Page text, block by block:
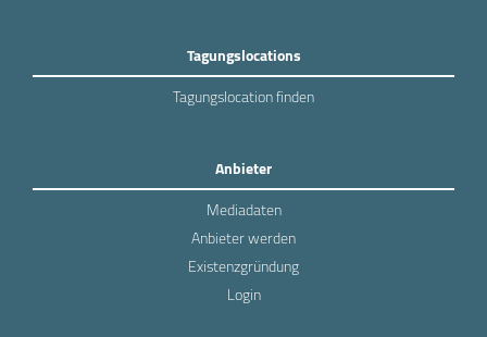
Tagungslocations
Tagungslocation finden
Anbieter
Mediadaten
Anbieter werden
Existenzgründung
Login